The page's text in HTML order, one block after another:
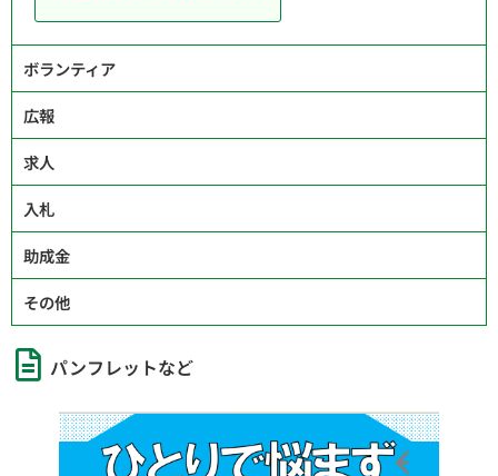
ボランティア
広報
求人
入札
助成金
その他
パンフレットなど